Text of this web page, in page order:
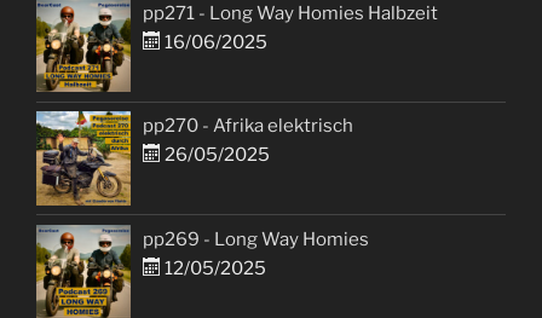
pp271 - Long Way Homies Halbzeit
16/06/2025
pp270 - Afrika elektrisch
26/05/2025
pp269 - Long Way Homies
12/05/2025